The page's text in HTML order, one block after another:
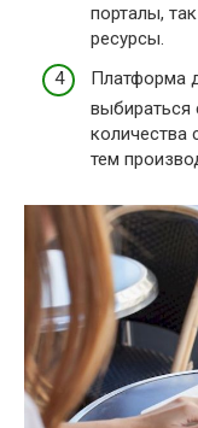
порталы,
ресурсы.
Платформа
выбираться
количества
тем